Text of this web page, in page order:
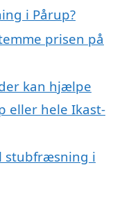
i Pårup?
prisen på
kan hjælpe
eller hele Ikast-
stubfræsning i